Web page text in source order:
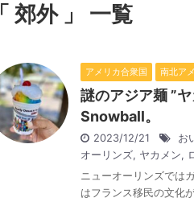
「 郊外 」 一覧
アメリカ合衆国 南北ア
謎のアジア麺 ”
Snowball。
2023/12/21 お
オーリンズ, ヤカメン,
ニューオーリンズでは
はフランス移民の文化